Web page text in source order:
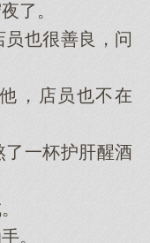
了。
也很善良，问
，店员也不在
一杯护肝醒酒
。